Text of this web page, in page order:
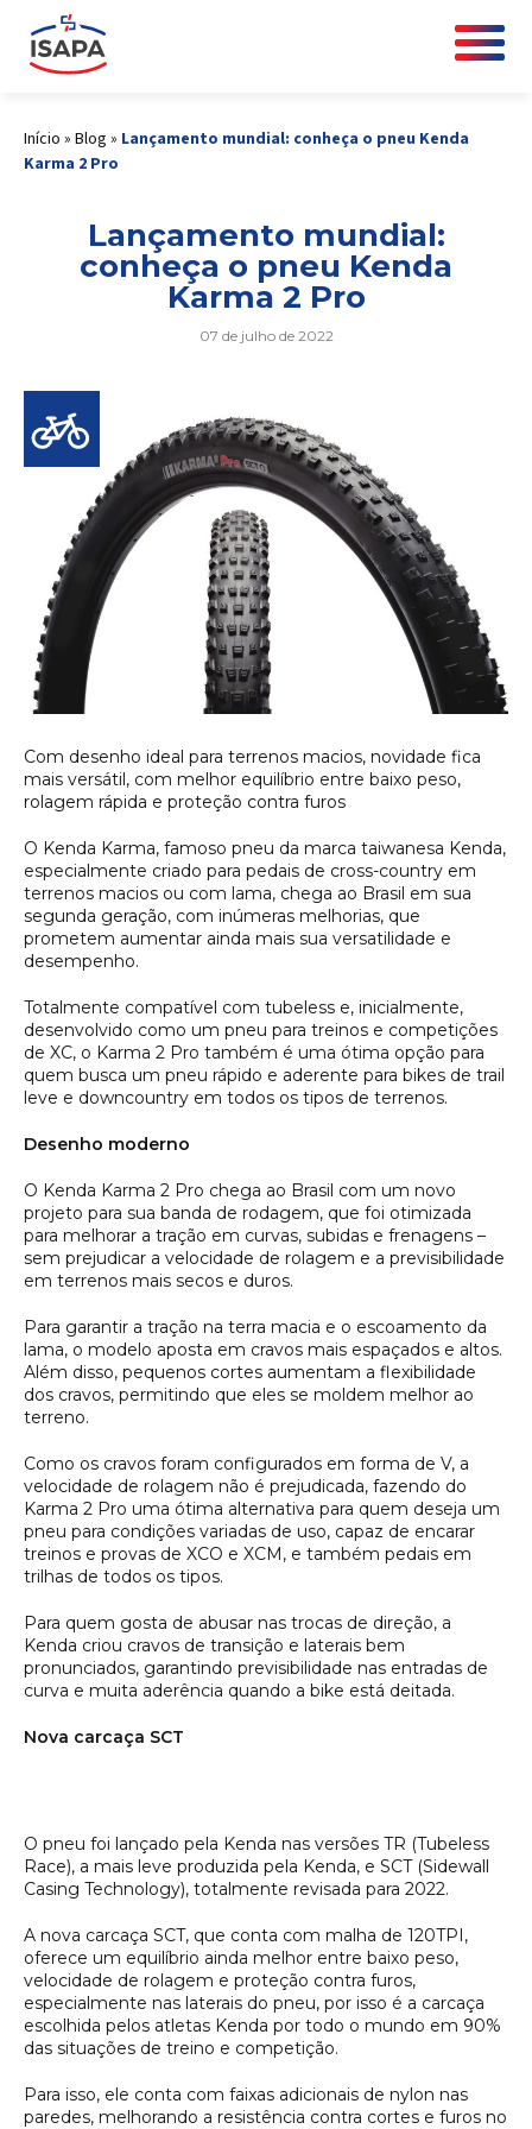
Início » Blog » Lançamento mundial: conheça o pneu Kenda
Karma 2 Pro
Lançamento mundial:
conheça o pneu Kenda
Karma 2 Pro
07 de julho de 2022
Com desenho ideal para terrenos macios, novidade fica
mais versátil, com melhor equilíbrio entre baixo peso,
rolagem rápida e proteção contra furos
O Kenda Karma, famoso pneu da marca taiwanesa Kenda,
especialmente criado para pedais de cross-country em
terrenos macios ou com lama, chega ao Brasil em sua
segunda geração, com inúmeras melhorias, que
prometem aumentar ainda mais sua versatilidade e
desempenho.
Totalmente compatível com tubeless e, inicialmente,
desenvolvido como um pneu para treinos e competições
de XC, o Karma 2 Pro também é uma ótima opção para
quem busca um pneu rápido e aderente para bikes de trail
leve e downcountry em todos os tipos de terrenos.
Desenho moderno
O Kenda Karma 2 Pro chega ao Brasil com um novo
projeto para sua banda de rodagem, que foi otimizada
para melhorar a tração em curvas, subidas e frenagens –
sem prejudicar a velocidade de rolagem e a previsibilidade
em terrenos mais secos e duros.
Para garantir a tração na terra macia e o escoamento da
lama, o modelo aposta em cravos mais espaçados e altos.
Além disso, pequenos cortes aumentam a flexibilidade
dos cravos, permitindo que eles se moldem melhor ao
terreno.
Como os cravos foram configurados em forma de V, a
velocidade de rolagem não é prejudicada, fazendo do
Karma 2 Pro uma ótima alternativa para quem deseja um
pneu para condições variadas de uso, capaz de encarar
treinos e provas de XCO e XCM, e também pedais em
trilhas de todos os tipos.
Para quem gosta de abusar nas trocas de direção, a
Kenda criou cravos de transição e laterais bem
pronunciados, garantindo previsibilidade nas entradas de
curva e muita aderência quando a bike está deitada.
Nova carcaça SCT
O pneu foi lançado pela Kenda nas versões TR (Tubeless
Race), a mais leve produzida pela Kenda, e SCT (Sidewall
Casing Technology), totalmente revisada para 2022.
A nova carcaça SCT, que conta com malha de 120TPI,
oferece um equilíbrio ainda melhor entre baixo peso,
velocidade de rolagem e proteção contra furos,
especialmente nas laterais do pneu, por isso é a carcaça
escolhida pelos atletas Kenda por todo o mundo em 90%
das situações de treino e competição.
Para isso, ele conta com faixas adicionais de nylon nas
paredes, melhorando a resistência contra cortes e furos no